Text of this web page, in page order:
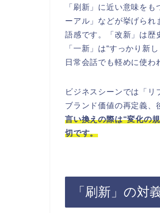
「刷新」に近い意味を
ーアル」などが挙げられ
語感です。「改新」は歴
「一新」は“すっかり新
日常会話でも軽めに使わ
ビジネスシーンでは「
ブランド価値の再定義、
言い換えの際は“変化の
切です。
「刷新」の対